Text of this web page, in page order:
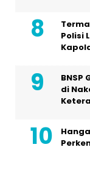
Polisi
di